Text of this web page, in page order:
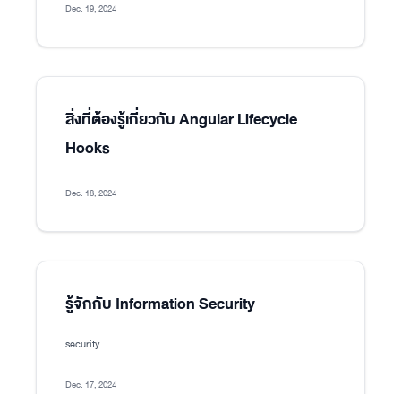
Dec. 19, 2024
สิ่งที่ต้องรู้เกี่ยวกับ Angular Lifecycle
Hooks
Dec. 18, 2024
รู้จักกับ Information Security
security
Dec. 17, 2024